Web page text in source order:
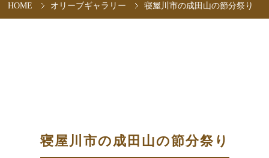
HOME オリーブギャラリー 寝屋川市の成田山の節分祭り
寝屋川市の成田山の節分祭り